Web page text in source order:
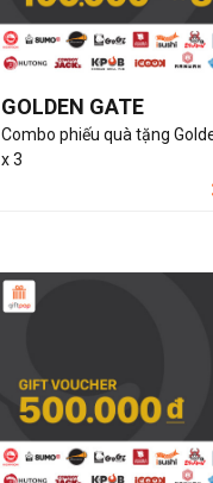
GOLDEN GATE
Combo phiếu quà tặng
x 3